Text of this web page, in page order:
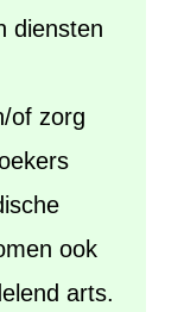
diensten
of zorg
ook
arts.